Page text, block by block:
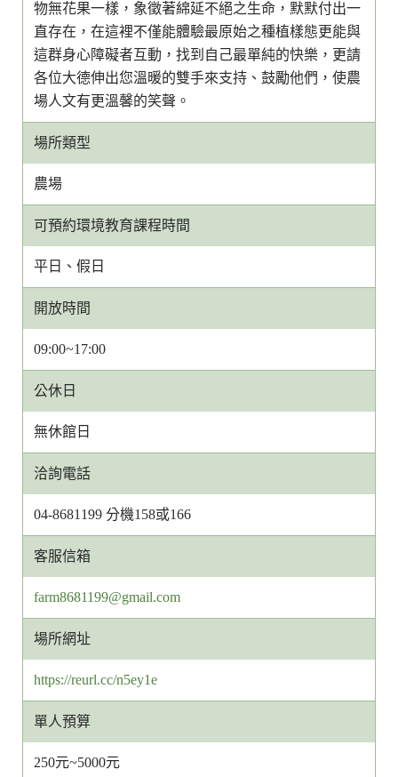
物無花果一樣，象徵著綿延不絕之生命，默默付出一
直存在，在這裡不僅能體驗最原始之種植樣態更能與
這群身心障礙者互動，找到自己最單純的快樂，更請
各位大德伸出您溫暖的雙手來支持、鼓勵他們，使農
場人文有更溫馨的笑聲。
場所類型
農場
可預約環境教育課程時間
平日、假日
開放時間
09:00~17:00
公休日
無休館日
洽詢電話
04-8681199 分機158或166
客服信箱
客
服
信
網
址
farm8681199@gmail.com
場所網址
https://reurl.cc/n5ey1e
單人預算
250元~5000元